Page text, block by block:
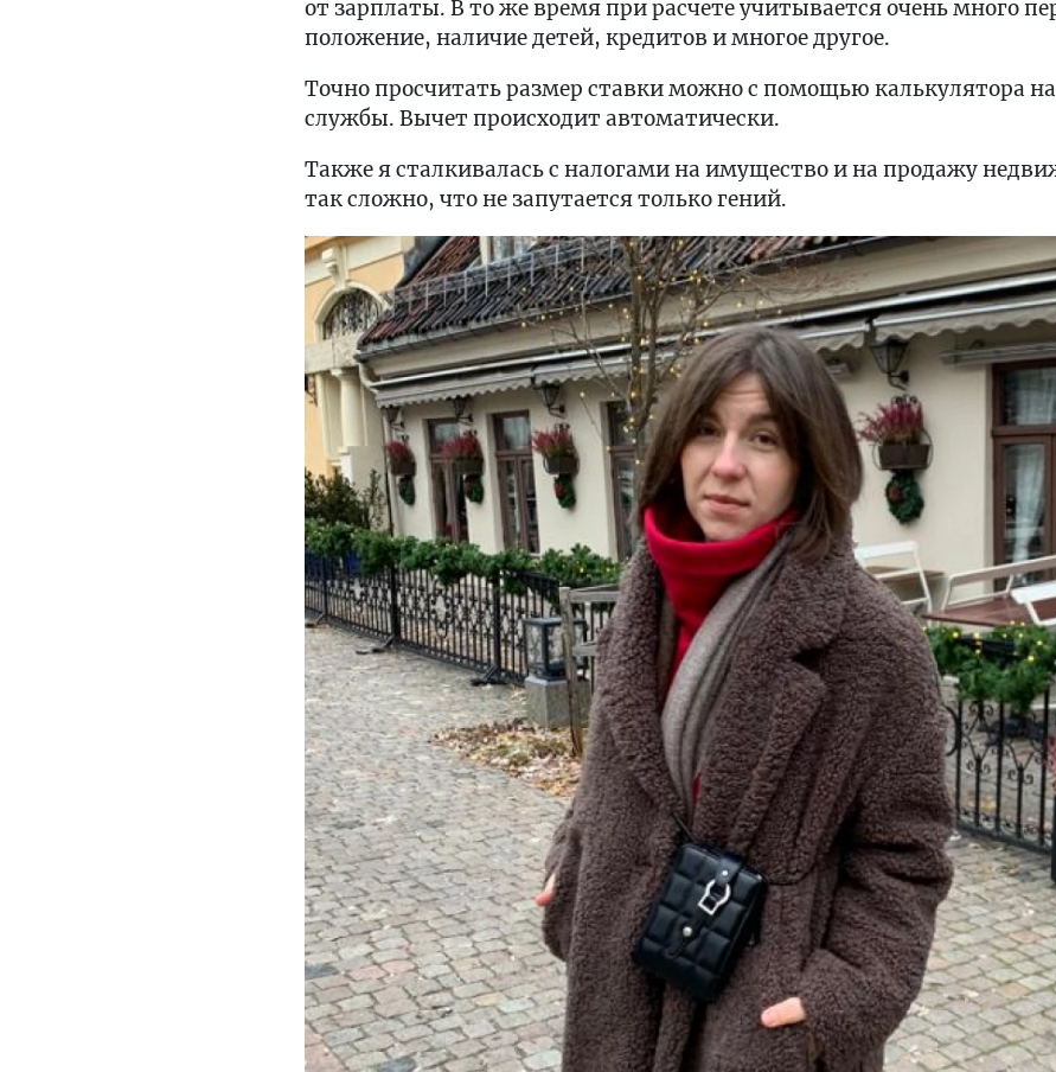
от зарплаты. В то же время при расчете учитывается очень много
положение, наличие детей, кредитов и многое другое.
Точно просчитать размер ставки можно с помощью калькулятора на
службы. Вычет происходит автоматически.
Также я сталкивалась с налогами на имущество и на продажу
так сложно, что не запутается только гений.